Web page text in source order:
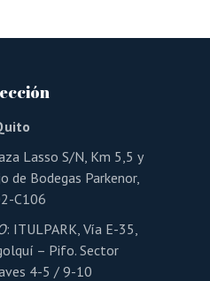
Las
elegir
la
página
de
producto
Lasso S/N, Km 5,5 y
de Bodegas Parkenor,
C106
: ITULPARK, Vía E-35,
– Pifo. Sector
4-5 / 9-10